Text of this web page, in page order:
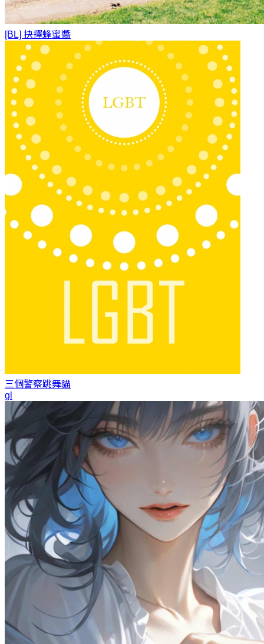
[BL] 抉擇蜂蜜醬
三個警察跳舞貓
gl